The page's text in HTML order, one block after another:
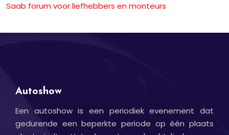
Saab forum voor liefhebbers en monteurs
Autoshow
Een autoshow is een periodiek evenement dat
gedurende een beperkte periode op één plaats